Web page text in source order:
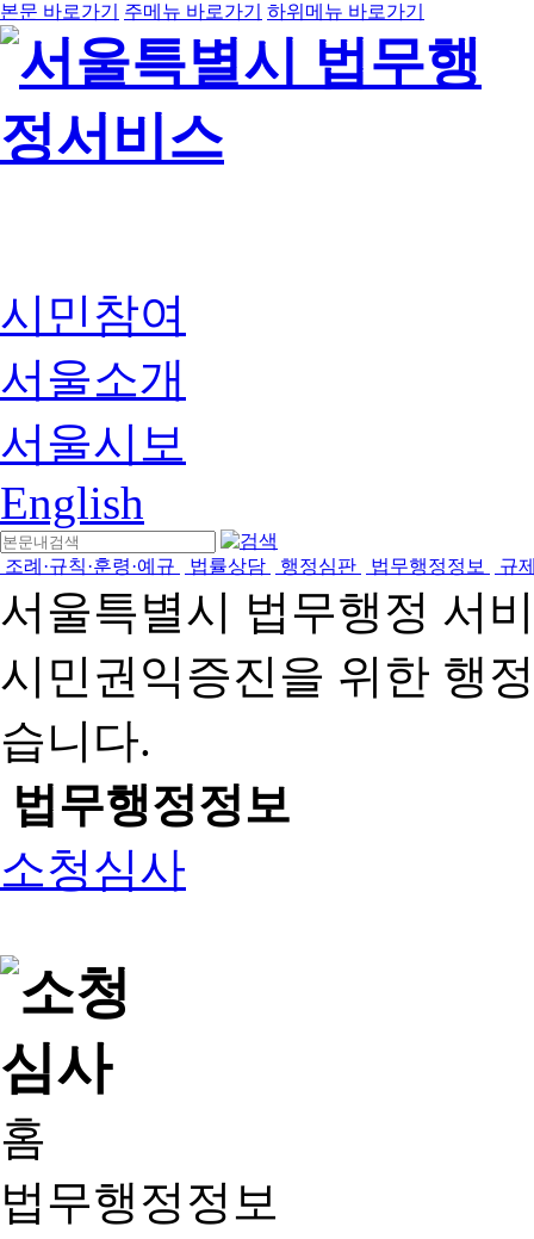
본문 바로가기 주메뉴 바로가기 하위메뉴 바로가기
시민참여
서울소개
서울시보
English
조례·규칙·훈령·예규 법률상담 행정심판 법무행정정보 규
서울특별시 법무행정 서
시민권익증진을 위한 행
습니다.
법무행정정보
소청심사
홈
법무행정정보